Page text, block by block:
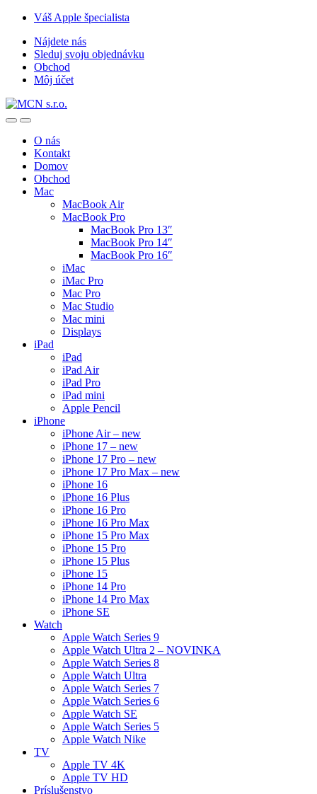
Skip
navigation
Skip
content
Váš Apple špecialista
Nájdete nás
Sleduj svoju objednávku
Obchod
Môj účet
O nás
Kontakt
Domov
Obchod
Mac
MacBook Air
MacBook Pro
MacBook Pro 13″
MacBook Pro 14″
MacBook Pro 16″
iMac
iMac Pro
Mac Pro
Mac Studio
Mac mini
Displays
iPad
iPad
iPad Air
iPad Pro
iPad mini
Apple Pencil
iPhone
iPhone Air – new
iPhone 17 – new
iPhone 17 Pro – new
iPhone 17 Pro Max – new
iPhone 16
iPhone 16 Plus
iPhone 16 Pro
iPhone 16 Pro Max
iPhone 15 Pro Max
iPhone 15 Pro
iPhone 15 Plus
iPhone 15
iPhone 14 Pro
iPhone 14 Pro Max
iPhone SE
Watch
Apple Watch Series 9
Apple Watch Ultra 2 – NOVINKA
Apple Watch Series 8
Apple Watch Ultra
Apple Watch Series 7
Apple Watch Series 6
Apple Watch SE
Apple Watch Series 5
Apple Watch Nike
TV
Apple TV 4K
Apple TV HD
Príslušenstvo